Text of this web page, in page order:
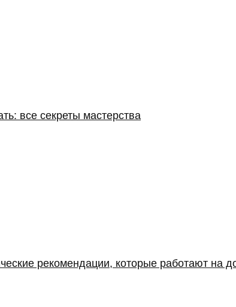
все секреты мастерства
рекомендации, которые работают на